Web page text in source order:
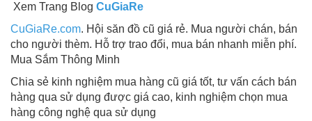
Xem Trang Blog CuGiaRe
CuGiaRe.com. Hội săn đồ cũ giá rẻ. Mua người chán, bán
cho người thèm. Hỗ trợ trao đổi, mua bán nhanh miễn phí.
Mua Sắm Thông Minh
Chia sẻ kinh nghiệm mua hàng cũ giá tốt, tư vấn cách bán
hàng qua sử dụng được giá cao, kinh nghiệm chọn mua
hàng công nghệ qua sử dụng